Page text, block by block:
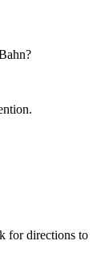
for directions to